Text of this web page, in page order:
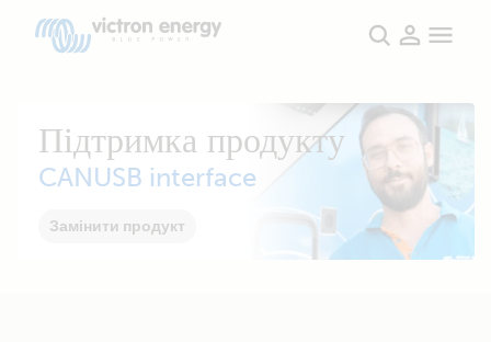
Підтримка продукту
CANUSB interface
Замінити продукт